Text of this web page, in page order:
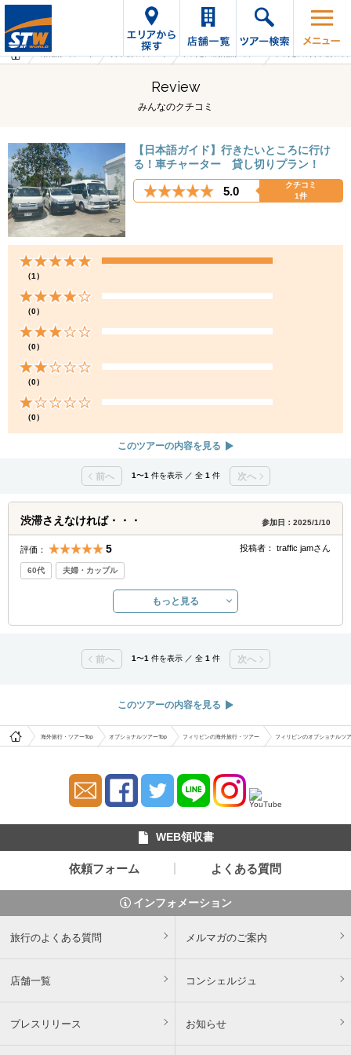
Review
みんなのクチコミ
【日本語ガイド】行きたいところに行け
る！車チャーター 貸し切りプラン！
5.0
クチコミ
1件
（1）
（0）
（0）
（0）
（0）
このツアーの内容を見る
前へ 1〜1 件を表示 ／ 全 1 件 次へ
渋滞さえなければ・・・ 参加日：2025/1/10
評価： 5 投稿者： traffic jamさん
60代 夫婦・カップル
もっと見る
前へ 1〜1 件を表示 ／ 全 1 件 次へ
このツアーの内容を見る
海外旅行・ツアーTop オプショナルツアーTop フィリピンの海外旅行・ツアー フィリピンのオプショナルツ
WEB領収書
依頼フォーム よくある質問
インフォメーション
旅行のよくある質問 メルマガのご案内
店舗一覧 コンシェルジュ
プレスリリース お知らせ